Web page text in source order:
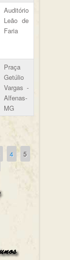
Auditório
Leão de
Faria
Praça
Getúlio
Vargas -
Alfenas-
MG
4
5